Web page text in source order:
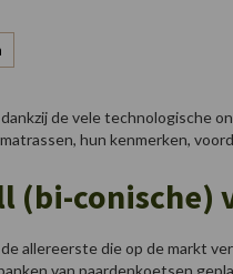
de vele technologische
hun kenmerken,
(bi-conische)
allereerste die op de markt
van paardenkoetsen